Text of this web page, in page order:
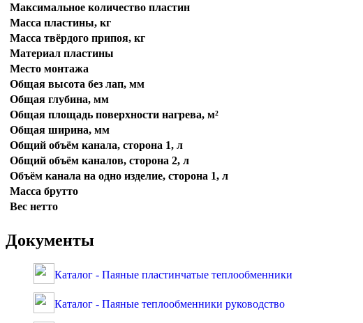
Максимальное количество пластин
Масса пластины, кг
Масса твёрдого припоя, кг
Материал пластины
Место монтажа
Общая высота без лап, мм
Общая глубина, мм
Общая площадь поверхности нагрева, м²
Общая ширина, мм
Общий объём канала, сторона 1, л
Общий объём каналов, сторона 2, л
Объём канала на одно изделие, сторона 1, л
Масса брутто
Вес нетто
Документы
Каталог - Паяные пластинчатые теплообменники
Каталог - Паяные теплообменники руководство